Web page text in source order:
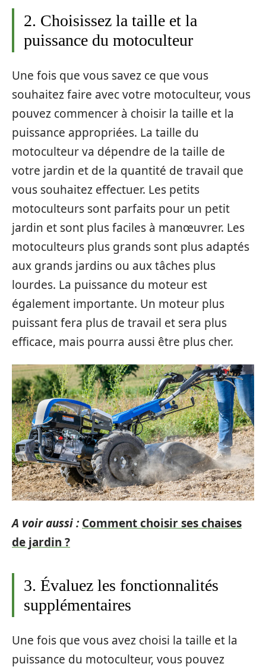
2. Choisissez la taille et la
puissance du motoculteur
Une fois que vous savez ce que vous
souhaitez faire avec votre motoculteur, vous
pouvez commencer à choisir la taille et la
puissance appropriées. La taille du
motoculteur va dépendre de la taille de
votre jardin et de la quantité de travail que
vous souhaitez effectuer. Les petits
motoculteurs sont parfaits pour un petit
jardin et sont plus faciles à manœuvrer. Les
motoculteurs plus grands sont plus adaptés
aux grands jardins ou aux tâches plus
lourdes. La puissance du moteur est
également importante. Un moteur plus
puissant fera plus de travail et sera plus
efficace, mais pourra aussi être plus cher.
A voir aussi : Comment choisir ses chaises
de jardin ?
3. Évaluez les fonctionnalités
supplémentaires
Une fois que vous avez choisi la taille et la
puissance du motoculteur, vous pouvez